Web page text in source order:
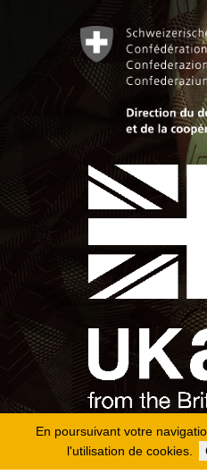
En poursuivant votre
l'utilisation de cookies.